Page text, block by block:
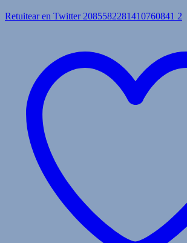
Retuitear en Twitter 2085582281410760841 2